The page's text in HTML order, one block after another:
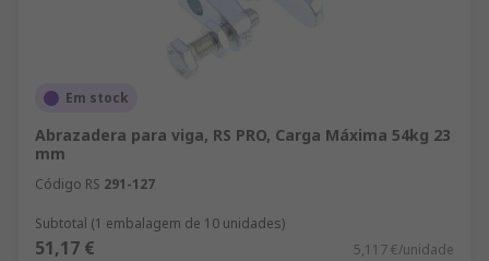
Em stock
Abrazadera para viga, RS PRO, Carga Máxima 54kg 23
mm
Código RS 291-127
Subtotal (1 embalagem de 10 unidades)
51,17 € 5,117 €/unidade